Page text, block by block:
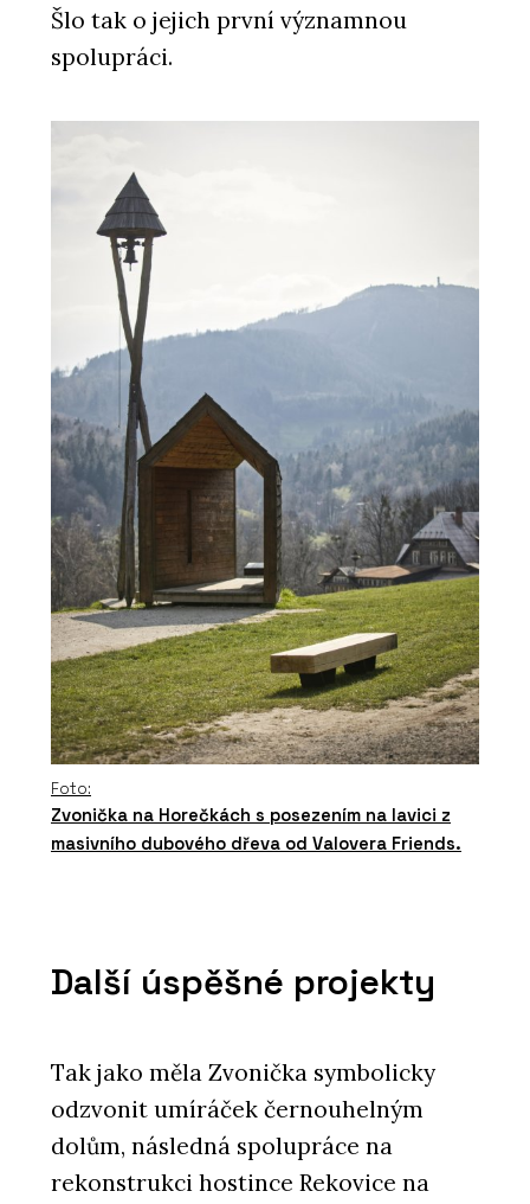
Šlo tak o jejich první významnou
spolupráci.
Foto:
Zvonička na Horečkách s posezením na lavici z
masivního dubového dřeva od Valovera Friends.
Další úspěšné projekty
Tak jako měla Zvonička symbolicky
odzvonit umíráček černouhelným
dolům, následná spolupráce na
rekonstrukci hostince Rekovice na